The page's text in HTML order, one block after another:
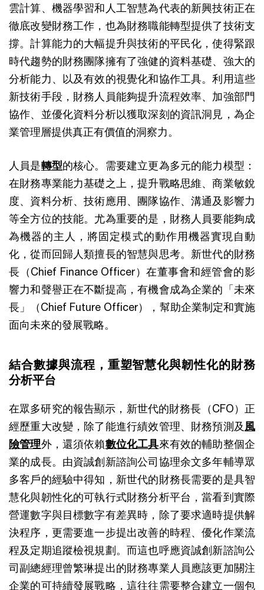
雲計算、機器學習和人工智慧為代表的新興技術正在
徹底改變財務工作，也為財務職能轉型提供了技術支
撐。計算能力的大幅提升與技術的平民化，使得緊跟
時代趨勢的財務團隊擁有了強健的資料基礎、強大的
分析能力、以及有效的視覺化和協作工具。利用這些
新技術手段，財務人員能夠提升流程效率、加強部門
協作、並優化資料分析以獲取深刻的資訊洞見，為企
業管理層提供真正有價值的洞察力。
人員是轉型的核心。需要建立更為多元的能力模型：
在財務專業能力基礎之上，提升戰略思維、商業敏銳
度、資料分析、技術應用、團隊協作、溝通及影響力
等全方位的技能。尤為重要的是，財務人員要能夠成
為機器的主人，將固定模式的動作用機器實現自動
化，從而回歸人類擅長的智慧與思考。新世代的財務
長（Chief Finance Officer）在董事會和經管會的影
響力和聲譽正在不斷提高，有機會成為企業的「未來
長」（Chief Future Officer），幫助企業制定和實施
面向未來的發展戰略。
結合數據與流程，重塑智慧化與韌性化的財務
分析平台
在眾多研究的報告顯示，新世代的財務長（CFO）正
經歷重大改變，除了能進行績效管理、財務預測及 風
險管理外，還須依賴數位化工具來有效的輔助整個企
業的成長。由資誠創新諮詢公司協理余文多年輔導眾
多客戶的經驗中得知，新世代的財務長需要的是具智
慧化與韌性化的可執行式財務分析平台，當看到實際
營運數字與目標數字有差異時，除了要求適時提供解
決程序，更需要進一步提出改善的時程、優化作業流
程及定期追蹤檢視規劃。而這也呼應資誠創新諮詢公
司副總經理曾繁琳提出的財務專業人員應該更加關注
企業的可持續發展戰略，這往往需要整合建立一個包